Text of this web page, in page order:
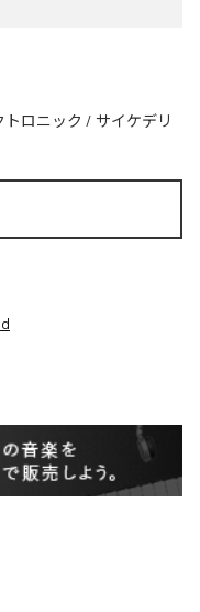
トロニック / サイケデリ